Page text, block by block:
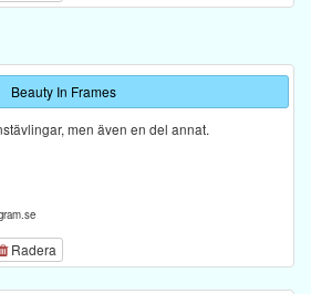
Beauty In Frames
men även en del annat.
Radera